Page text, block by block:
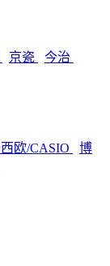
京瓷
今治
欧/CASIO
博